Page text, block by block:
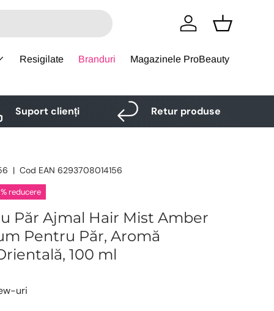
Logare Cos
Resigilate Branduri Magazinele ProBeauty
Suport clienți Retur produse
| Cod EAN 6293708014156
reducere
Păr Ajmal Hair Mist Amber
Pentru Păr, Aromă
100 ml
uri